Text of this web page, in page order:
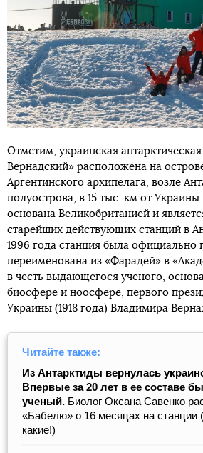
Отметим, украинская
Вернадский» расположена на
Аргентинского архипелага, возле
полуострова, в 15 тыс. км от
основана Великобританией и
старейших действующих станций в
1996 года станция была официально
переименована из «Фарадей» в
в честь выдающегося ученого,
биосфере и ноосфере, первого
Украины (1918 года) Владимира
Читайте также:
Из Антарктиды вернулась
Впервые за 20 лет в ее составе
ученый. Биолог Оксана Савенко
«Бабелю» о 16 месяцах на станции
какие!)